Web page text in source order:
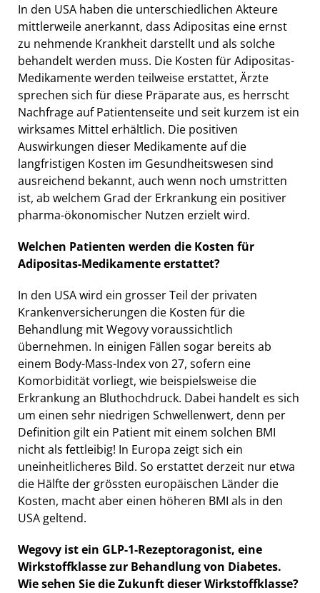
In den USA haben die unterschiedlichen Akteure
mittlerweile anerkannt, dass Adipositas eine ernst
zu nehmende Krankheit darstellt und als solche
behandelt werden muss. Die Kosten für Adipositas-
Medikamente werden teilweise erstattet, Ärzte
sprechen sich für diese Präparate aus, es herrscht
Nachfrage auf Patientenseite und seit kurzem ist ein
wirksames Mittel erhältlich. Die positiven
Auswirkungen dieser Medikamente auf die
langfristigen Kosten im Gesundheitswesen sind
ausreichend bekannt, auch wenn noch umstritten
ist, ab welchem Grad der Erkrankung ein positiver
pharma-ökonomischer Nutzen erzielt wird.
Welchen Patienten werden die Kosten für
Adipositas-Medikamente erstattet?
In den USA wird ein grosser Teil der privaten
Krankenversicherungen die Kosten für die
Behandlung mit Wegovy voraussichtlich
übernehmen. In einigen Fällen sogar bereits ab
einem Body-Mass-Index von 27, sofern eine
Komorbidität vorliegt, wie beispielsweise die
Erkrankung an Bluthochdruck. Dabei handelt es sich
um einen sehr niedrigen Schwellenwert, denn per
Definition gilt ein Patient mit einem solchen BMI
nicht als fettleibig! In Europa zeigt sich ein
uneinheitlicheres Bild. So erstattet derzeit nur etwa
die Hälfte der grössten europäischen Länder die
Kosten, macht aber einen höheren BMI als in den
USA geltend.
Wegovy ist ein GLP-1-Rezeptoragonist, eine
Wirkstoffklasse zur Behandlung von Diabetes.
Wie sehen Sie die Zukunft dieser Wirkstoffklasse?